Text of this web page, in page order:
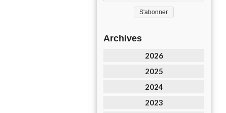
Archives
2026
2025
2024
2023